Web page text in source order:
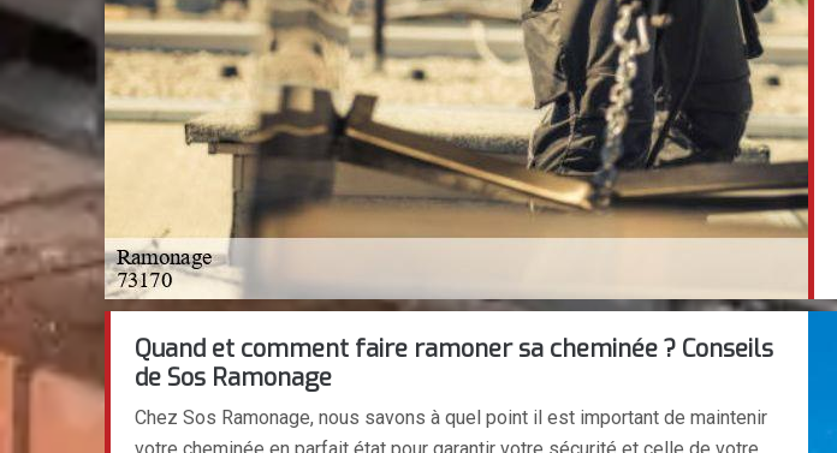
Quand et comment faire ramoner sa cheminée ? Conseils
de Sos Ramonage
Chez Sos Ramonage, nous savons à quel point il est important de maintenir